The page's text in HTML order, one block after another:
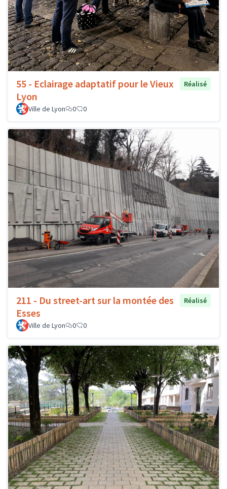
55 - Eclairage adaptatif pour le Vieux
Lyon
Réalisé
Ville de Lyon 0 0
211 - Du street-art sur la montée des
Esses
Réalisé
Ville de Lyon 0 0